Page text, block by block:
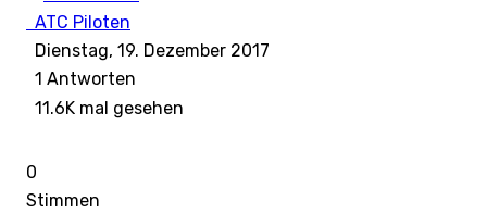
ATC Piloten
Dienstag, 19. Dezember 2017
1 Antworten
11.6K mal gesehen
0
Stimmen